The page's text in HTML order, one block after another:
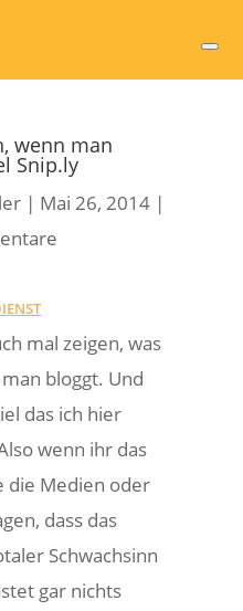
wenn man
Snip.ly
| Mai 26, 2014 |
mal zeigen, was
bloggt. Und
das ich hier
wenn ihr das
die Medien oder
dass das
Schwachsinn
gar nichts